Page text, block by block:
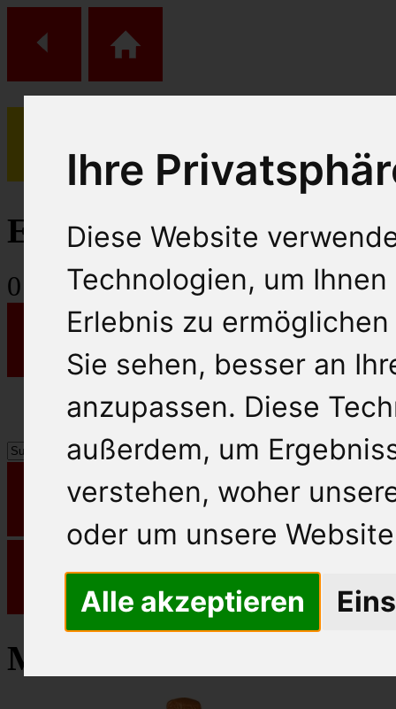
Ihre
Diese Website
Technologien, um
Erlebnis zu
Sie sehen, besser an
anzupassen. Diese
außerdem, um
verstehen, woher
oder um unsere
Alle akzeptieren
(0)
Einkaufs Wagen
0 Artikel
Mionetto Prosecco